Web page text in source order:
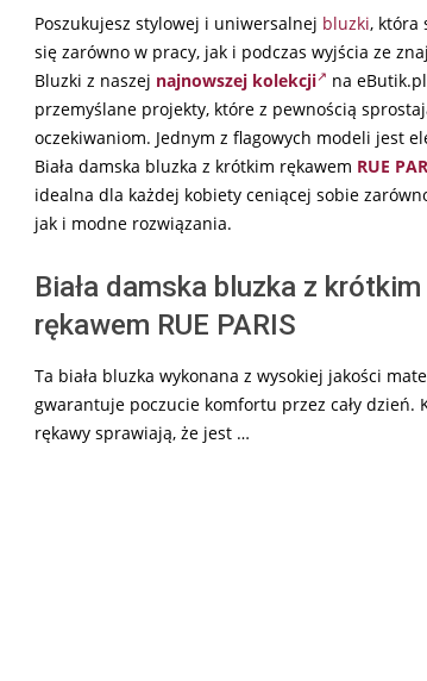
Poszukujesz stylowej i uniwersalnej bluzki, która
się zarówno w pracy, jak i podczas wyjścia ze
Bluzki z naszej najnowszej kolekcji
na
przemyślane projekty, które z pewnością
oczekiwaniom. Jednym z flagowych modeli jest
Biała damska bluzka z krótkim rękawem RUE
idealna dla każdej kobiety ceniącej sobie
jak i modne rozwiązania.
Biała damska bluzka z krótkim
rękawem RUE PARIS
Ta biała bluzka wykonana z wysokiej jakości
gwarantuje poczucie komfortu przez cały dzień.
rękawy sprawiają, że jest …